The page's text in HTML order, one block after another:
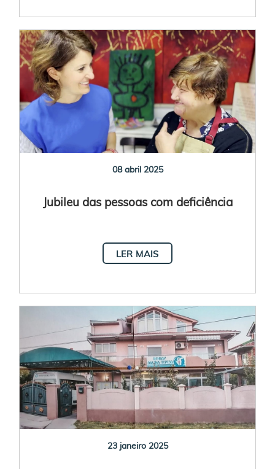
08 abril 2025
Jubileu das pessoas com deficiência
LER MAIS
23 janeiro 2025